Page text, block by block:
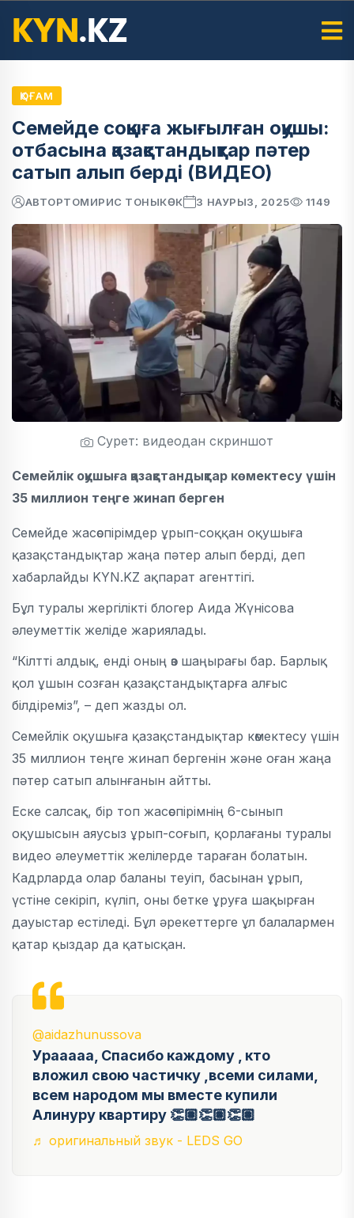
ҚОҒАМ
Семейде соққыға жығылған оқушы:
отбасына қазақстандықтар пәтер
сатып алып берді (ВИДЕО)
АВТОРТОМИРИС ТОНЫКӨК 3 НАУРЫЗ, 2025 1149
Сурет: видеодан скриншот
Семейлік оқушыға қазақстандықтар көмектесу үшін
35 миллион теңге жинап берген
Семейде жасөспірімдер ұрып-соққан оқушыға
қазақстандықтар жаңа пәтер алып берді, деп
хабарлайды KYN.KZ ақпарат агенттігі.
Бұл туралы жергілікті блогер Аида Жүнісова
әлеуметтік желіде жариялады.
“Кілтті алдық, енді оның өз шаңырағы бар. Барлық
қол ұшын созған қазақстандықтарға алғыс
білдіреміз”, – деп жазды ол.
Семейлік оқушыға қазақстандықтар көмектесу үшін
35 миллион теңге жинап бергенін және оған жаңа
пәтер сатып алынғанын айтты.
Еске салсақ, бір топ жасөспірімнің 6-сынып
оқушысын аяусыз ұрып-соғып, қорлағаны туралы
видео әлеуметтік желілерде тараған болатын.
Кадрларда олар баланы теуіп, басынан ұрып,
үстіне секіріп, күліп, оны бетке ұруға шақырған
дауыстар естіледі. Бұл әрекеттерге ұл балалармен
қатар қыздар да қатысқан.
@aidazhunussova
Урааааа, Спасибо каждому , кто
вложил свою частичку ,всеми силами,
всем народом мы вместе купили
Алинуру квартиру 👏🏽👏🏽👏🏽
♬ оригинальный звук - LEDS GO